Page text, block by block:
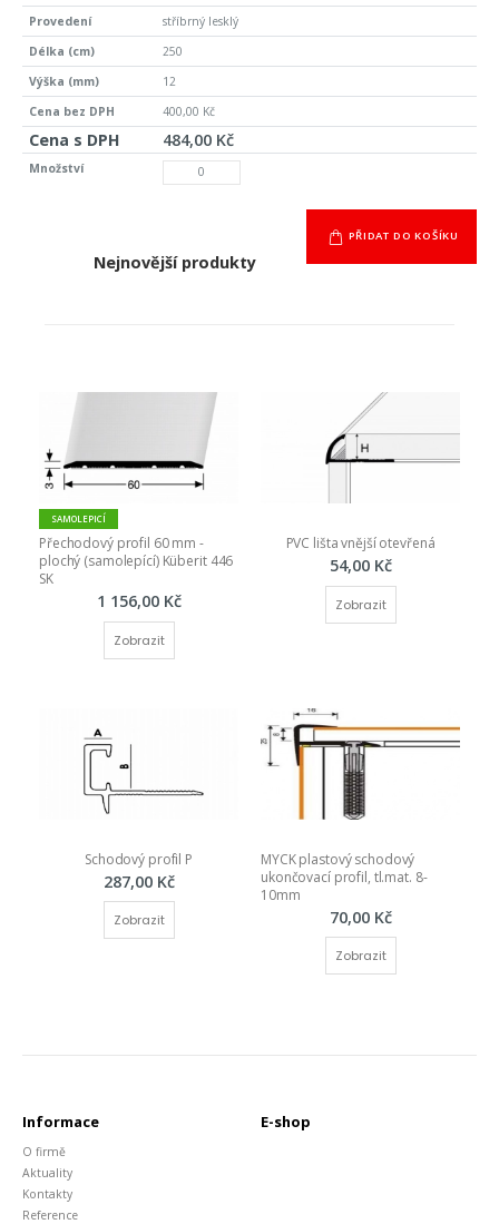
stříbrný lesklý
250
12
400,00 Kč
484,00 Kč
PŘIDAT DO KOŠÍKU
Nejnovější produkty
SAMOLEPICÍ
Přechodový profil 60 mm -
plochý (samolepící) Küberit 446
SK
1 156,00 Kč
Zobrazit
PVC lišta vnější otevřená
54,00 Kč
Zobrazit
Schodový profil P
287,00 Kč
Zobrazit
MYCK plastový schodový
ukončovací profil, tl.mat. 8-
10mm
70,00 Kč
Zobrazit
Informace
O firmě
Aktuality
Kontakty
Reference
E-shop